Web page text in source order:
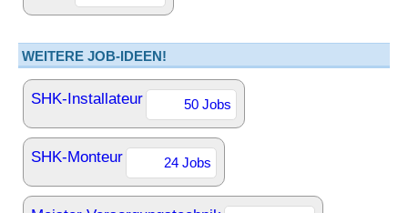
WEITERE JOB-IDEEN!
SHK-Installateur 50 Jobs
SHK-Monteur 24 Jobs